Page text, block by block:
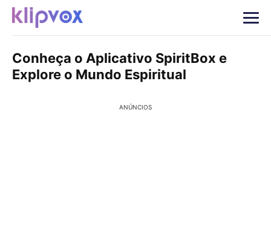
Conheça o Aplicativo SpiritBox e
Explore o Mundo Espiritual
ANÚNCIOS